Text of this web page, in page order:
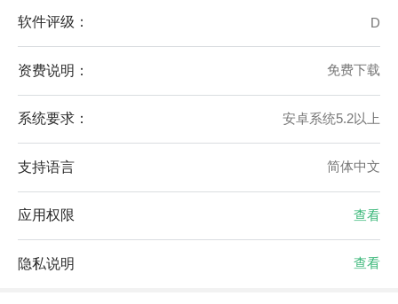
软件评级： D
资费说明： 免费下载
系统要求： 安卓系统5.2以上
支持语言 简体中文
应用权限 查看
隐私说明 查看